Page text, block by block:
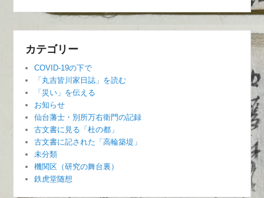
カテゴリー
COVID-19の下で
「丸吉皆川家日誌」を読む
「災い」を伝える
お知らせ
仙台藩士・別所万右衛門の記録
古文書に見る「杜の都」
古文書に記された「高輪築堤」
未分類
機関区（研究の舞台裏）
鉄虎堂随想